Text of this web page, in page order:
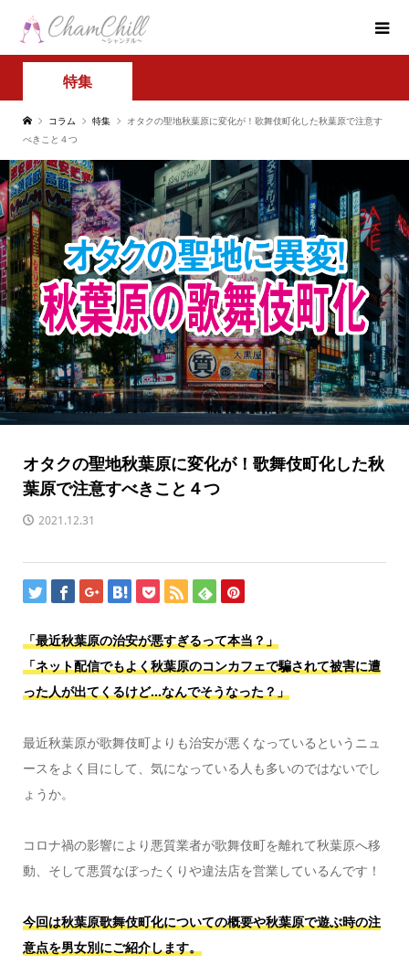
特集
コラム 特集
オタクの聖地秋葉原に変化が！歌舞伎町化した秋葉原で注意す
べきこと４つ
オタクの聖地秋葉原に変化が！歌舞伎町化した秋
葉原で注意すべきこと４つ
2021.12.31
「最近秋葉原の治安が悪すぎるって本当？」
「ネット配信でもよく秋葉原のコンカフェで騙されて被害に遭
った人が出てくるけど…なんでそうなった？」
最近秋葉原が歌舞伎町よりも治安が悪くなっているというニュ
ースをよく目にして、気になっている人も多いのではないでし
ょうか。
コロナ禍の影響により悪質業者が歌舞伎町を離れて秋葉原へ移
動、そして悪質なぼったくりや違法店を営業しているんです！
今回は秋葉原歌舞伎町化についての概要や秋葉原で遊ぶ時の注
意点を男女別にご紹介します。